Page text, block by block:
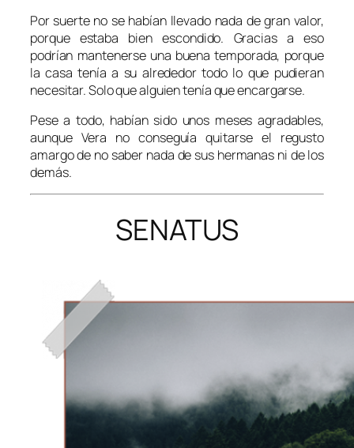
Por suerte no se habían llevado nada de gran valor,
porque estaba bien escondido. Gracias a eso
podrían mantenerse una buena temporada, porque
la casa tenía a su alrededor todo lo que pudieran
necesitar. Solo que alguien tenía que encargarse.
Pese a todo, habían sido unos meses agradables,
aunque Vera no conseguía quitarse el regusto
amargo de no saber nada de sus hermanas ni de los
demás.
SENATUS